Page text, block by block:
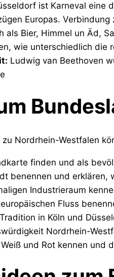
ist Karneval eine
Europas. Verbindung
als Bier, Himmel un Äd,
wie unterschiedlich die
Ludwig van Beethoven
Nordrhein-Westfalen
finden und als
benennen und erklären,
Industrieraum
Fluss
in Köln und
Nordrhein-
und Rot kennen und